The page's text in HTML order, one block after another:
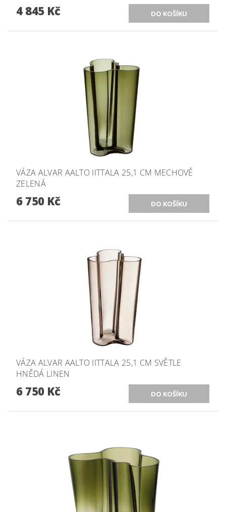
4 845 Kč
VÁZA ALVAR AALTO IITTALA 25,1 CM MECHOVĚ
ZELENÁ
6 750 Kč
VÁZA ALVAR AALTO IITTALA 25,1 CM SVĚTLE
HNĚDÁ LINEN
6 750 Kč